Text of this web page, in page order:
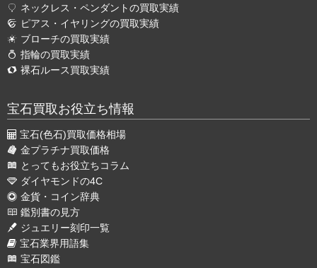
ネックレス・ペンダントの買取実績
ピアス・イヤリングの買取実績
ブローチの買取実績
指輪の買取実績
裸石ルース買取実績
宝石買取お役立ち情報
宝石(色石)買取価格相場
金プラチナ買取価格
とってもお役立ちコラム
ダイヤモンドの4C
金貨・コイン辞典
鑑別書の見方
ジュエリー刻印一覧
宝石業界用語集
宝石図鑑